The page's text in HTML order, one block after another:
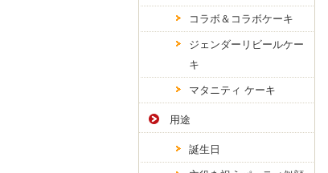
コラボ＆コラボケーキ
ジェンダーリビールケー
キ
マタニティ ケーキ
用途
誕生日